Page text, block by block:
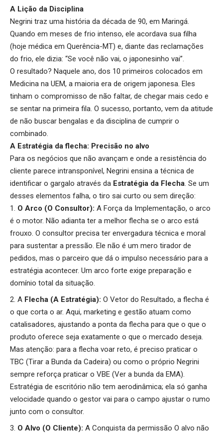
A Lição da Disciplina
Negrini traz uma história da década de 90, em Maringá.
Quando em meses de frio intenso, ele acordava sua filha
(hoje médica em Querência-MT) e, diante das reclamações
do frio, ele dizia: “Se você não vai, o japonesinho vai”.
O resultado? Naquele ano, dos 10 primeiros colocados em
Medicina na UEM, a maioria era de origem japonesa. Eles
tinham o compromisso de não faltar, de chegar mais cedo e
se sentar na primeira fila. O sucesso, portanto, vem da atitude
de não buscar bengalas e da disciplina de cumprir o
combinado.
A Estratégia da flecha: Precisão no alvo
Para os negócios que não avançam e onde a resistência do
cliente parece intransponível, Negrini ensina a técnica de
identificar o gargalo através da Estratégia da Flecha. Se um
desses elementos falha, o tiro sai curto ou sem direção:
O Arco (O Consultor): A Força da Implementação, o arco
é o motor. Não adianta ter a melhor flecha se o arco está
frouxo. O consultor precisa ter envergadura técnica e moral
para sustentar a pressão. Ele não é um mero tirador de
pedidos, mas o parceiro que dá o impulso necessário para a
estratégia acontecer. Um arco forte exige preparação e
domínio total da situação.
A Flecha (A Estratégia): O Vetor do Resultado, a flecha é
o que corta o ar. Aqui, marketing e gestão atuam como
catalisadores, ajustando a ponta da flecha para que o que o
produto oferece seja exatamente o que o mercado deseja.
Mas atenção: para a flecha voar reto, é preciso praticar o
TBC (Tirar a Bunda da Cadeira) ou como o próprio Negrini
sempre reforça praticar o VBE (Ver a bunda da EMA).
Estratégia de escritório não tem aerodinâmica; ela só ganha
velocidade quando o gestor vai para o campo ajustar o rumo
junto com o consultor.
O Alvo (O Cliente): A Conquista da permissão O alvo não